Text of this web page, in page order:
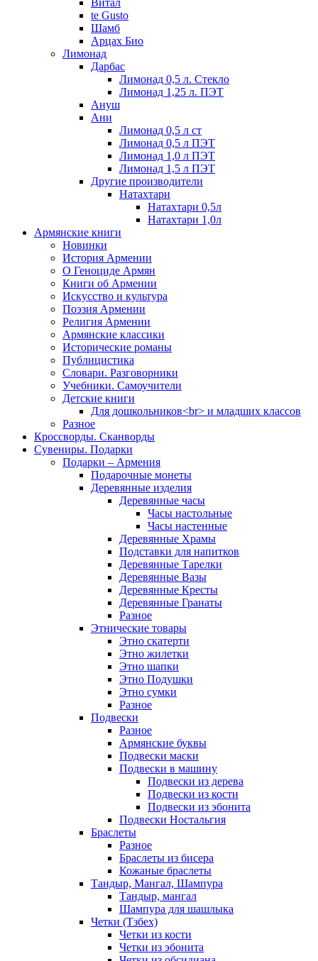
Витал
te Gusto
Шамб
Арцах Био
Лимонад
Дарбас
Лимонад 0,5 л. Стекло
Лимонад 1,25 л. ПЭТ
Ануш
Ани
Лимонад 0,5 л ст
Лимонад 0,5 л ПЭТ
Лимонад 1,0 л ПЭТ
Лимонад 1,5 л ПЭТ
Другие производители
Натахтари
Натахтари 0,5л
Натахтари 1,0л
Армянские книги
Новинки
История Армении
О Геноциде Армян
Книги об Армении
Иcкусство и культура
Поэзия Армении
Религия Армении
Армянские классики
Исторические романы
Публицистика
Словари. Разговорники
Учебники. Самоучители
Детские книги
Для дошкольников<br> и младших классов
Разное
Кроссворды. Сканворды
Сувениры. Подарки
Подарки – Армения
Подарочные монеты
Деревянные изделия
Деревянные часы
Часы настольные
Часы настенные
Деревянные Храмы
Подставки для напитков
Деревянные Тарелки
Деревянные Вазы
Деревянные Кресты
Деревянные Гранаты
Разное
Этнические товары
Этно скатерти
Этно жилетки
Этно шапки
Этно Подушки
Этно сумки
Разное
Подвески
Разное
Армянские буквы
Подвески маски
Подвески в машину
Подвески из дерева
Подвески из кости
Подвески из эбонита
Подвески Ностальгия
Браслеты
Разное
Браслеты из бисера
Кожаные браслеты
Тандыр, Мангал, Шампура
Тандыр, мангал
Шампура для шашлыка
Четки (Тзбех)
Четки из кости
Четки из эбонита